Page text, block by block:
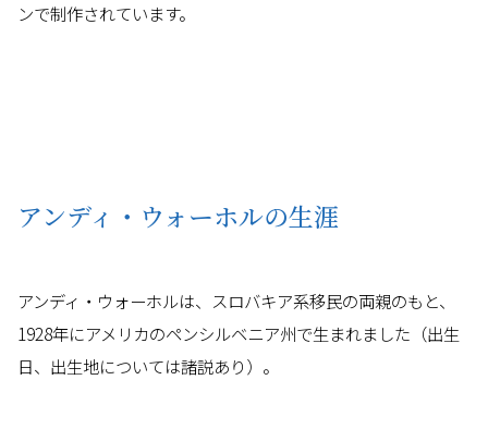
ンで制作されています。
アンディ・ウォーホルの生涯
アンディ・ウォーホルは、スロバキア系移民の両親のもと、
1928年にアメリカのペンシルベニア州で生まれました（出生
日、出生地については諸説あり）。